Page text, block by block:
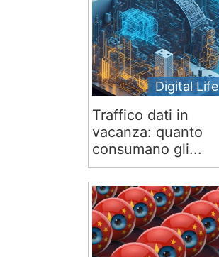
Digital Life
Traffico dati in
vacanza: quanto
consumano gli...